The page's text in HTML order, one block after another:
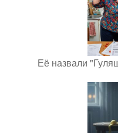
Её назвали